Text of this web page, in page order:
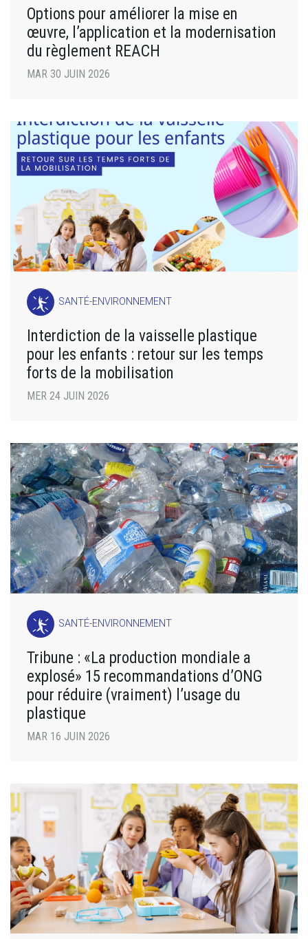
Options pour améliorer la mise en
œuvre, l’application et la modernisation
du règlement REACH
MAR 30 JUIN 2026
SANTÉ-ENVIRONNEMENT
Interdiction de la vaisselle plastique
pour les enfants : retour sur les temps
forts de la mobilisation
MER 24 JUIN 2026
SANTÉ-ENVIRONNEMENT
Tribune : «La production mondiale a
explosé» 15 recommandations d’ONG
pour réduire (vraiment) l’usage du
plastique
MAR 16 JUIN 2026